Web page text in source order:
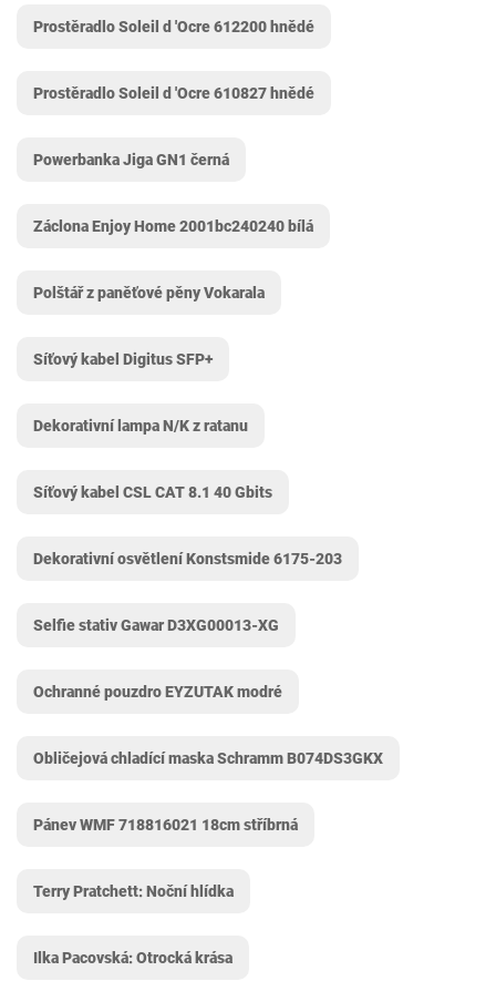
Prostěradlo Soleil d 'Ocre 612200 hnědé
Prostěradlo Soleil d 'Ocre 610827 hnědé
Powerbanka Jiga GN1 černá
Záclona Enjoy Home 2001bc240240 bílá
Polštář z paněťové pěny Vokarala
Síťový kabel Digitus SFP+
Dekorativní lampa N/K z ratanu
Síťový kabel CSL CAT 8.1 40 Gbits
Dekorativní osvětlení Konstsmide 6175-203
Selfie stativ Gawar D3XG00013-XG
Ochranné pouzdro EYZUTAK modré
Obličejová chladící maska Schramm B074DS3GKX
Pánev WMF 718816021 18cm stříbrná
Terry Pratchett: Noční hlídka
Ilka Pacovská: Otrocká krása